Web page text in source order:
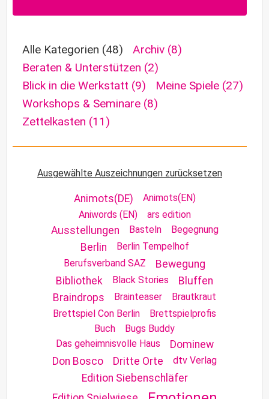
Alle Kategorien (48) Archiv (8)
Beraten & Unterstützen (2)
Blick in die Werkstatt (9) Meine Spiele (27)
Workshops & Seminare (8)
Zettelkasten (11)
Ausgewählte Auszeichnungen zurücksetzen
Animots(DE)
Animots(EN)
Aniwords (EN)
ars edition
Ausstellungen Basteln Begegnung
Berlin
Berlin Tempelhof
Berufsverband SAZ
Bewegung
Bibliothek
Black Stories
Bluffen
Braindrops
Brainteaser
Brautkraut
Brettspiel Con Berlin
Brettspielprofis
Buch
Bugs Buddy
Das geheimnisvolle Haus
Dominew
Don Bosco
Dritte Orte dtv Verlag
Edition Siebenschläfer